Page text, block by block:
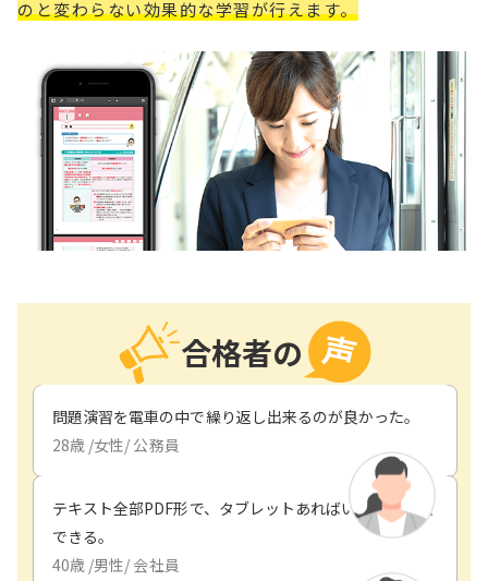
のと変わらない効果的な学習が行えます。
合格者の
問題演習を電車の中で繰り返し出来るのが良かった。
28歳 /女性/ 公務員
テキスト全部PDF形で、タブレットあればいつでも勉強
できる。
40歳 /男性/ 会社員